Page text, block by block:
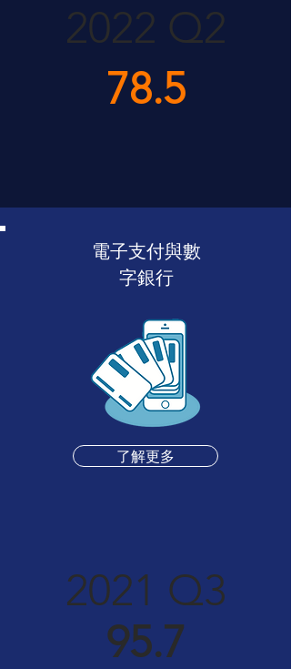
2022 Q2
78.5
​電子支付與數
字銀行
了解更多
2021 Q3
95.7